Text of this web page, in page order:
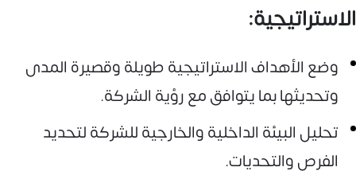
الاستراتيجية:
وضع الأهداف الاستراتيجية طويلة وقصيرة المدى
وتحديثها بما يتوافق مع رؤية الشركة.
تحليل البيئة الداخلية والخارجية للشركة لتحديد
الفرص والتحديات.